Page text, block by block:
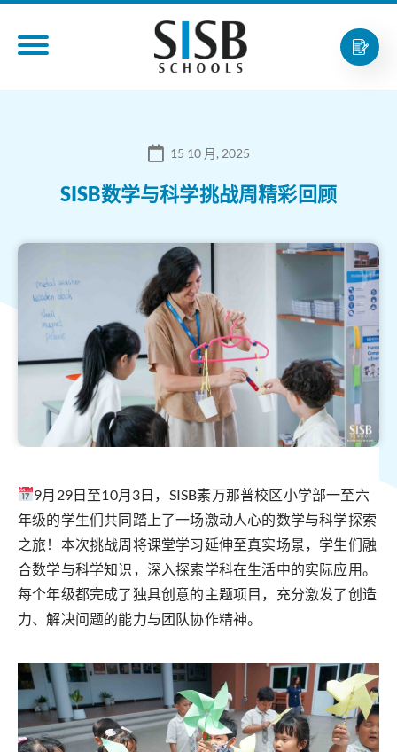
15 10 月, 2025
SISB数学与科学挑战周精彩回顾
9月29日至10月3日，SISB素万那普校区小学部一至六
年级的学生们共同踏上了一场激动人心的数学与科学探索
之旅！本次挑战周将课堂学习延伸至真实场景，学生们融
合数学与科学知识，深入探索学科在生活中的实际应用。
每个年级都完成了独具创意的主题项目，充分激发了创造
力、解决问题的能力与团队协作精神。